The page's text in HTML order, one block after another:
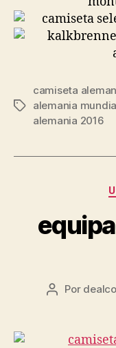
Etiquetas
camiseta
alemania
alemania 2016
Autor
entrada
Por